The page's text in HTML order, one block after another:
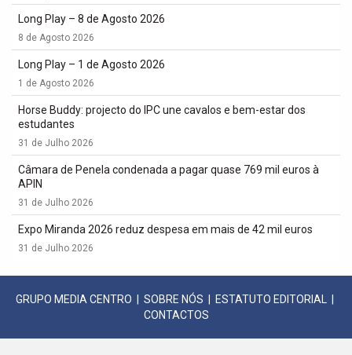
Long Play – 8 de Agosto 2026
8 de Agosto 2026
Long Play – 1 de Agosto 2026
1 de Agosto 2026
Horse Buddy: projecto do IPC une cavalos e bem-estar dos
estudantes
31 de Julho 2026
Câmara de Penela condenada a pagar quase 769 mil euros à
APIN
31 de Julho 2026
Expo Miranda 2026 reduz despesa em mais de 42 mil euros
31 de Julho 2026
GRUPO MEDIA CENTRO SOBRE NÓS ESTATUTO EDITORIAL
CONTACTOS